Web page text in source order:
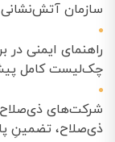
سازمان آتش‌نشانی
راهنمای ایمنی
چک‌لیست کامل
شرکت‌های ذی‌صلاح
ذی‌صلاح، تضمینِ